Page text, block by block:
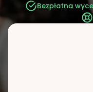
Bezpłatna